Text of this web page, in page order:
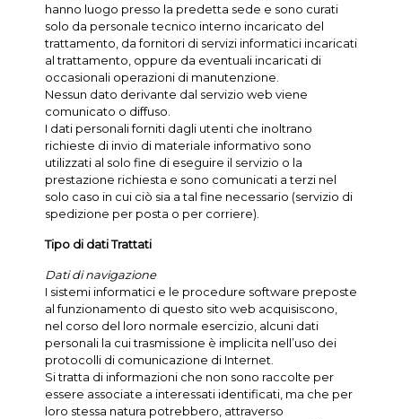
hanno luogo presso la predetta sede e sono curati
solo da personale tecnico interno incaricato del
trattamento, da fornitori di servizi informatici incaricati
al trattamento, oppure da eventuali incaricati di
occasionali operazioni di manutenzione.
Nessun dato derivante dal servizio web viene
comunicato o diffuso.
I dati personali forniti dagli utenti che inoltrano
richieste di invio di materiale informativo sono
utilizzati al solo fine di eseguire il servizio o la
prestazione richiesta e sono comunicati a terzi nel
solo caso in cui ciò sia a tal fine necessario (servizio di
spedizione per posta o per corriere).
Tipo di dati Trattati
Dati di navigazione
I sistemi informatici e le procedure software preposte
al funzionamento di questo sito web acquisiscono,
nel corso del loro normale esercizio, alcuni dati
personali la cui trasmissione è implicita nell’uso dei
protocolli di comunicazione di Internet.
Si tratta di informazioni che non sono raccolte per
essere associate a interessati identificati, ma che per
loro stessa natura potrebbero, attraverso